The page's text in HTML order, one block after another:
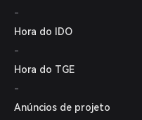
-
Hora do IDO
-
Hora do TGE
-
Anúncios de projeto